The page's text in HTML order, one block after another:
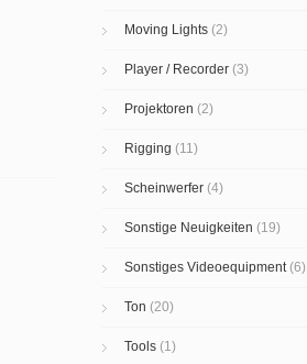
Moving Lights(2)
Player / Recorder(3)
Projektoren (2)
Rigging (11)
Scheinwerfer(4)
Sonstige Neuigkeiten (19)
Sonstiges Videoequipment(6)
Ton (20)
Tools(1)